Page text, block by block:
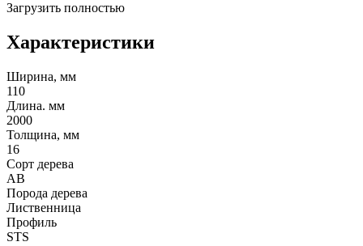
Загрузить полностью
Характеристики
Ширина, мм
110
Длина. мм
2000
Толщина, мм
16
Сорт дерева
АВ
Порода дерева
Лиственница
Профиль
STS